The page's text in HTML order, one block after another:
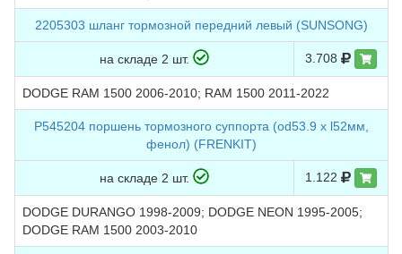
2205303 шланг тормозной передний левый (SUNSONG)
на складе 2 шт. 3.708
DODGE RAM 1500 2006-2010; RAM 1500 2011-2022
P545204 поршень тормозного суппорта (od53.9 х l52мм,
фенол) (FRENKIT)
на складе 2 шт. 1.122
DODGE DURANGO 1998-2009; DODGE NEON 1995-2005;
DODGE RAM 1500 2003-2010